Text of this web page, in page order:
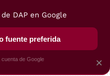
VEGUI
×
DAP en Google
fuente preferida
de Google